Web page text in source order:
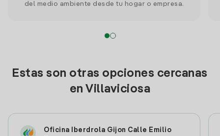
del medio ambiente desde tu hogar o empresa.
Estas son otras opciones cercanas
en Villaviciosa
Oficina Iberdrola Gijon Calle Emilio